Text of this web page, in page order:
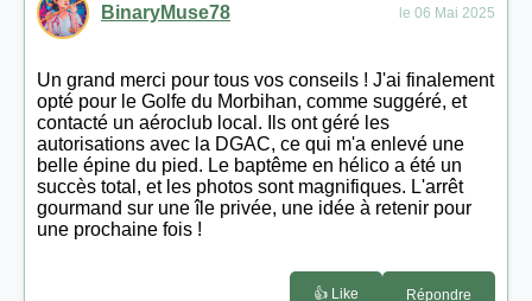
BinaryMuse78 le 06 Mai 2025
Un grand merci pour tous vos conseils ! J'ai finalement
opté pour le Golfe du Morbihan, comme suggéré, et
contacté un aéroclub local. Ils ont géré les
autorisations avec la DGAC, ce qui m'a enlevé une
belle épine du pied. Le baptême en hélico a été un
succès total, et les photos sont magnifiques. L'arrêt
gourmand sur une île privée, une idée à retenir pour
une prochaine fois !
👍 Like Répondre